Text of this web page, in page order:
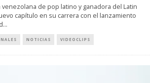
venezolana de pop latino y ganadora del Latin
capítulo en su carrera con el lanzamiento
...
NOTICIAS VIDEOCLIPS